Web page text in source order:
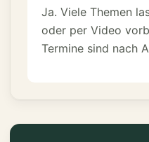
Ja. Viele Themen
oder per Video
Termine sind nach